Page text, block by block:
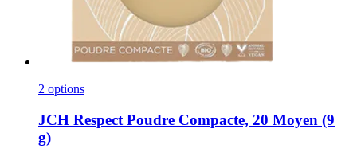
2 options
JCH Respect Poudre Compacte, 20 Moyen (9
g)